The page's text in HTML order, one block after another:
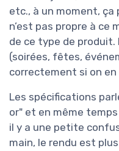
etc., à un moment, ça
n’est pas propre à ce
de ce type de produit.
(soirées, fêtes,
correctement si on en
Les spécifications
or" et en même
il y a une petite
main, le rendu est